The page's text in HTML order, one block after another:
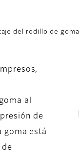
del rodillo de goma
al
de
goma está
de